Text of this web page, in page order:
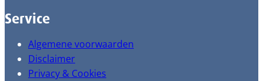
Service
Algemene voorwaarden
Disclaimer
Privacy & Cookies